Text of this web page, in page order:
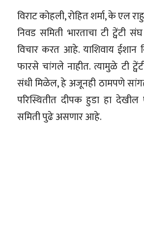
विराट कोहली, रोहित शर्मा, के एल
निवड समिती भारताचा टी ट्वेंटी
विचार करत आहे. याशिवाय
फारसे चांगले नाहीत. त्यामुळे टी
संधी मिळेल, हे अजूनही ठामपणे
परिस्थितीत दीपक हुडा हा देखील
समिती पुढे असणार आहे.